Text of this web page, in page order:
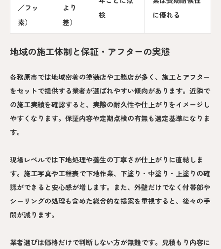
／フッ
素）
より
差）
検
に優れる
地域の施工体制と保証・アフターの実態
各務原市では地域密着の塗装店や工務店が多く、施工とアフター
をセットで提供する業者が選ばれやすい傾向があります。近隣で
の施工実績を確認すると、実際の耐久性や仕上がりをイメージし
やすくなります。保証内容や定期点検の有無も選定基準になりま
す。
現場レベルでは下地処理や養生の丁寧さが仕上がりに直結しま
す。施工写真や工程表で下地作業、下塗り・中塗り・上塗りの確
認ができると安心感が増します。また、外壁だけでなく付帯部や
シーリングの処理も含めた総合的な提案を重視すると、後々の手
間が減ります。
業者選びは価格だけで判断しない方が無難です。見積もり内容に